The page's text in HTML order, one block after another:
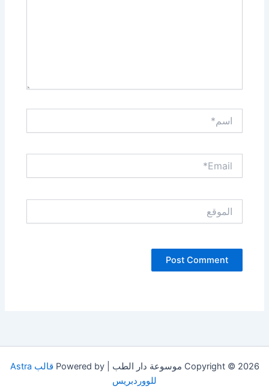
Copyright © 2026 موسوعة دار الطب | Powered by
قالب Astra
للووردبريس